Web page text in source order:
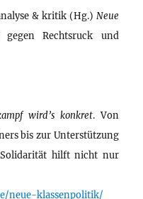
& kritik (Hg.) Neue
Rechtsruck und
wird’s konkret. Von
bis zur Unterstützung
Solidarität hilft nicht nur
neue-klassenpolitik/